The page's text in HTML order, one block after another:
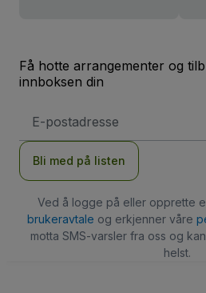
Få hotte arrangementer og
innboksen din
postadresse
Bli med på listen
Ved å logge på eller opprette
brukeravtale og erkjenner våre
motta SMS-varsler fra oss og
helst.